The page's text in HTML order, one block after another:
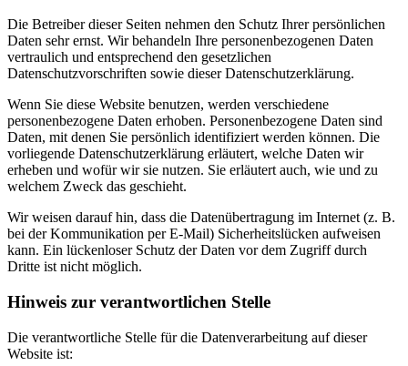
Die Betreiber dieser Seiten nehmen den Schutz Ihrer persönlichen
Daten sehr ernst. Wir behandeln Ihre personenbezogenen Daten
vertraulich und entsprechend den gesetzlichen
Datenschutzvorschriften sowie dieser Datenschutzerklärung.
Wenn Sie diese Website benutzen, werden verschiedene
personenbezogene Daten erhoben. Personenbezogene Daten sind
Daten, mit denen Sie persönlich identifiziert werden können. Die
vorliegende Datenschutzerklärung erläutert, welche Daten wir
erheben und wofür wir sie nutzen. Sie erläutert auch, wie und zu
welchem Zweck das geschieht.
Wir weisen darauf hin, dass die Datenübertragung im Internet (z. B.
bei der Kommunikation per E-Mail) Sicherheitslücken aufweisen
kann. Ein lückenloser Schutz der Daten vor dem Zugriff durch
Dritte ist nicht möglich.
Hinweis zur verantwortlichen Stelle
Die verantwortliche Stelle für die Datenverarbeitung auf dieser
Website ist: